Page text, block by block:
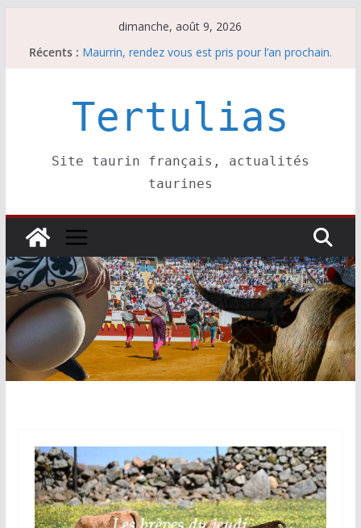
dimanche, août 9, 2026
Récents : Maurrin, rendez vous est pris pour l’an prochain.
Parentis, La Golosina: une première étape
Les brèves du samedi 8 août
Tertulias
Site taurin français, actualités
taurines